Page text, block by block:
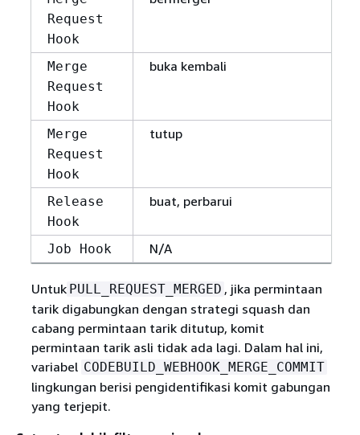
Request
Hook
Merge
Request
Hook
buka kembali
Merge
Request
Hook
tutup
Release
Hook
buat, perbarui
Job Hook N/A
Untuk PULL_REQUEST_MERGED , jika permintaan
tarik digabungkan dengan strategi squash dan
cabang permintaan tarik ditutup, komit
permintaan tarik asli tidak ada lagi. Dalam hal ini,
variabel CODEBUILD_WEBHOOK_MERGE_COMMIT
lingkungan berisi pengidentifikasi komit gabungan
yang terjepit.